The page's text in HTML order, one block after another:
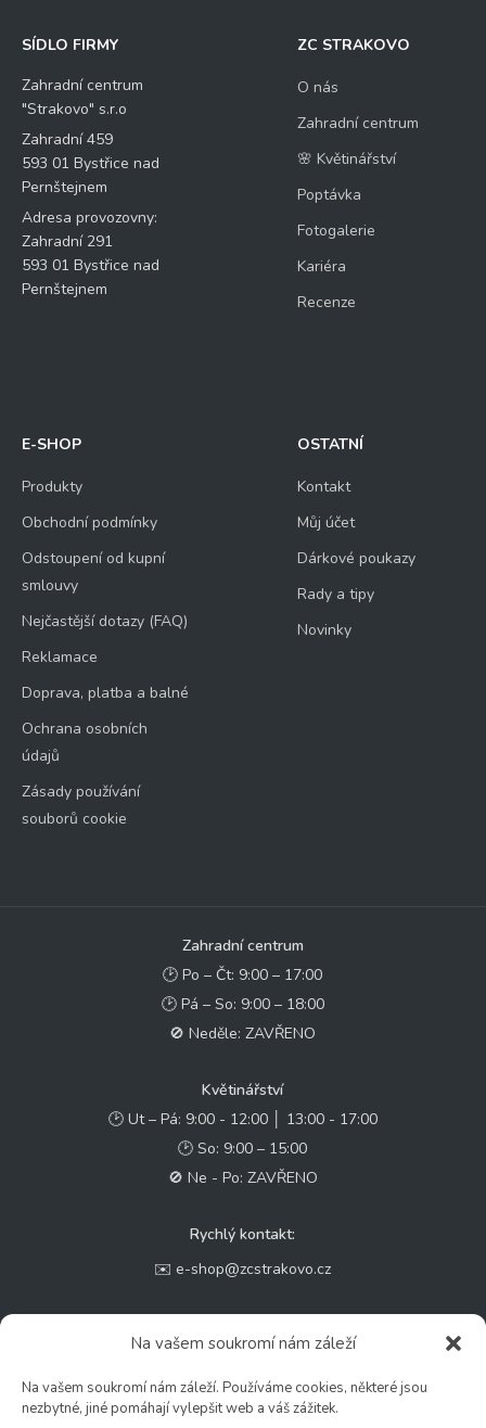
Na vašem soukromí nám záleží
Na vašem soukromí nám záleží. Používáme cookies, některé jsou
nezbytné, jiné pomáhají vylepšit web a váš zážitek.
SÍDLO FIRMY
Zahradní centrum
"Strakovo" s.r.o
Zahradní 459
593 01 Bystřice nad
Pernštejnem
Adresa provozovny:
Zahradní 291
593 01 Bystřice nad
Pernštejnem
ZC STRAKOVO
O nás
Zahradní centrum
🌸 Květinářství
Poptávka
Fotogalerie
Kariéra
Recenze
E-SHOP
Produkty
Obchodní podmínky
Odstoupení od kupní
smlouvy
Nejčastější dotazy (FAQ)
Reklamace
Doprava, platba a balné
Ochrana osobních
údajů
Zásady používání
souborů cookie
OSTATNÍ
Kontakt
Můj účet
Dárkové poukazy
Rady a tipy
Novinky
Zahradní centrum
🕑 Po – Čt: 9:00 – 17:00
🕑 Pá – So: 9:00 – 18:00
🚫 Neděle: ZAVŘENO
Květinářství
🕑 Ut – Pá: 9:00 - 12:00 │ 13:00 - 17:00
🕑 So: 9:00 – 15:00
🚫 Ne - Po: ZAVŘENO
Rychlý kontakt:
✉️ e-shop@zcstrakovo.cz